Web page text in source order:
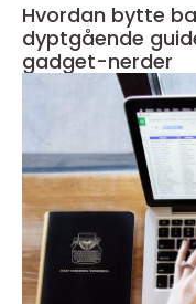
Hvordan bytte
dyptgående
gadget-nerder